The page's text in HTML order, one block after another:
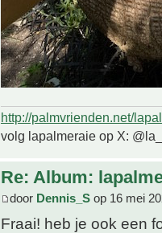
http://palmvrienden.net/
volg lapalmeraie op X:
Re: Album:
door Dennis_S op 16 mei
Fraai! heb je ook een